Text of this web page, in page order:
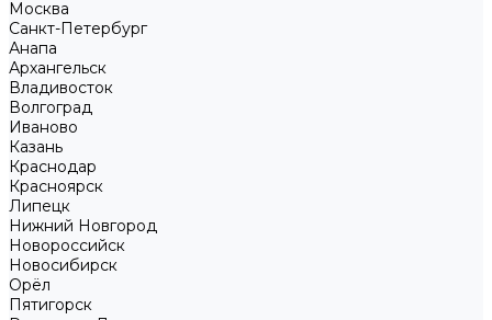
Москва
Санкт-Петербург
Анапа
Архангельск
Владивосток
Волгоград
Иваново
Казань
Краснодар
Красноярск
Липецк
Нижний Новгород
Новороссийск
Новосибирск
Орёл
Пятигорск